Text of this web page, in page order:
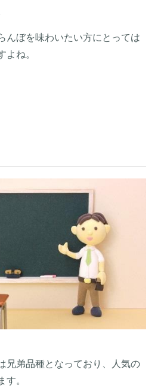
んぼを味わいたい方にとっては
よね。
兄弟品種となっており、人気の
す。